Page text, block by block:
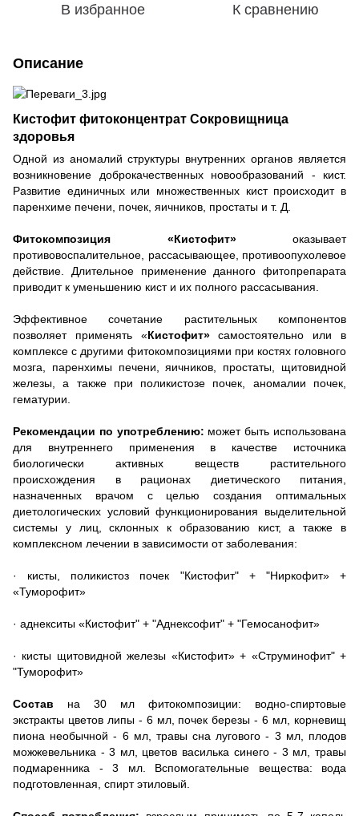
В избранное К сравнению
Описание
Кистофит фитоконцентрат Сокровищница
здоровья
Одной из аномалий структуры внутренних органов является
возникновение доброкачественных новообразований - кист.
Развитие единичных или множественных кист происходит в
паренхиме печени, почек, яичников, простаты и т. Д.
Фитокомпозиция «Кистофит»оказывает
противовоспалительное, рассасывающее, противоопухолевое
действие. Длительное применение данного фитопрепарата
приводит к уменьшению кист и их полного рассасывания.
Эффективное сочетание растительных компонентов
позволяет применять «Кистофит»самостоятельно или в
комплексе с другими фитокомпозициями при костях головного
мозга, паренхимы печени, яичников, простаты, щитовидной
железы, а также при поликистозе почек, аномалии почек,
гематурии.
Рекомендации по употреблению: может быть использована
для внутреннего применения в качестве источника
биологически активных веществ растительного
происхождения в рационах диетического питания,
назначенных врачом с целью создания оптимальных
диетологических условий функционирования выделительной
системы у лиц, склонных к образованию кист, а также в
комплексном лечении в зависимости от заболевания:
· кисты, поликистоз почек "Кистофит" + "Ниркофит» +
«Туморофит»
· аднекситы «Кистофит" + "Аднексофит" + "Гемосанофит»
· кисты щитовидной железы «Кистофит» + «Струминофит" +
"Туморофит»
Состав на 30 мл фитокомпозиции: водно-спиртовые
экстракты цветов липы - 6 мл, почек березы - 6 мл, корневищ
пиона необычной - 6 мл, травы сна лугового - 3 мл, плодов
можжевельника - 3 мл, цветов василька синего - 3 мл, травы
подмаренника - 3 мл. Вспомогательные вещества: вода
подготовленная, спирт этиловый.